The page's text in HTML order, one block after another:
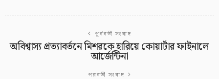
পূর্ববর্তী সংবাদ
অবিশ্বাস্য প্রত্যাবর্তনে মিশরকে হারিয়ে কোয়ার্টার ফাইনালে
আর্জেন্টিনা
পরবর্তী সংবাদ